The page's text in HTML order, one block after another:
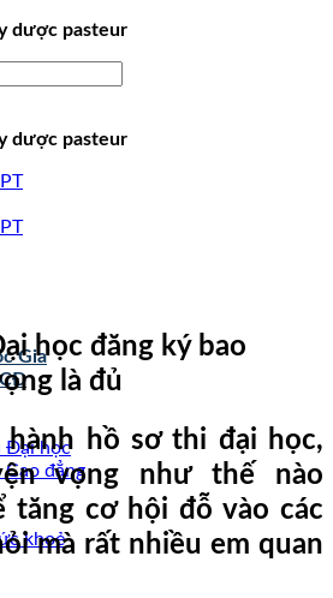
dược pasteur
dược pasteur
Gia
Đại học
đẳng
khoẻ
học đăng ký bao
là đủ
hồ sơ thi đại học,
vọng như thế nào
tăng cơ hội đỗ vào các
mà rất nhiều em quan